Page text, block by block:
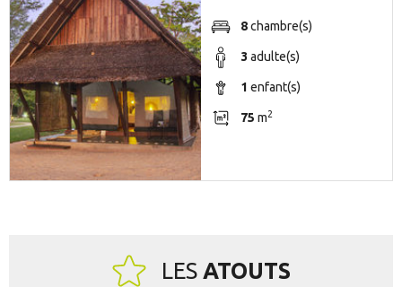
8chambre(s)
3 adulte(s)
1 enfant(s)
75 m2
LES ATOUTS